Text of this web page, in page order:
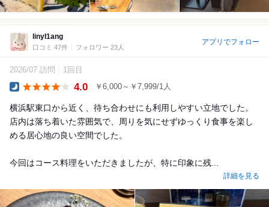
linyI1ang
口コミ 47件 フォロワー 23人
アプリでフォロー
2026/07 訪問 1回目
4.0 ￥6,000～￥7,999/1人
横浜駅東口から近く、待ち合わせにも利用しやすい立地でした。
店内は落ち着いた雰囲気で、周りを気にせずゆっくり食事を楽し
める居心地の良い空間でした。
今回はコース料理をいただきましたが、特に印象に残...
詳細を見る